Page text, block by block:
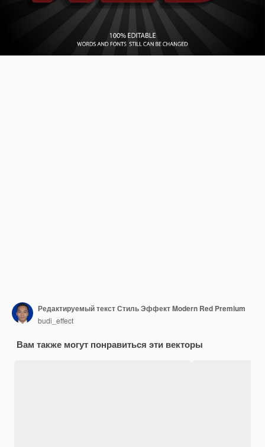
Редактируемый текст Стиль Эффект Modern Red Premium
budi_effect
Вам также могут понравиться эти векторы